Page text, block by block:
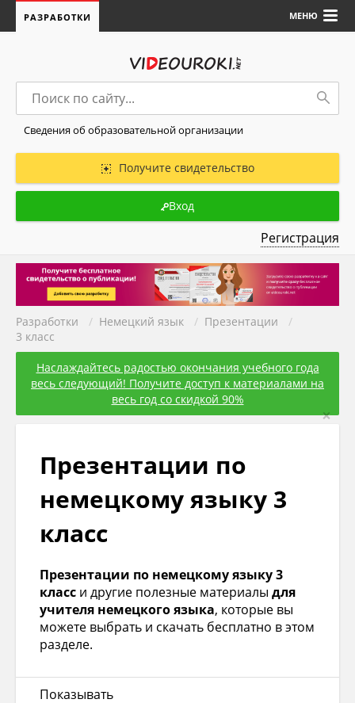
МЕНЮ
РАЗРАБОТКИ
Сведения об образовательной организации
Получите свидетельство
Вход
Регистрация
Разработки / Немецкий язык / Презентации
/
3 класс
Наслаждайтесь радостью окончания учебного года
весь следующий! Получите доступ к материалами на
весь год со скидкой 90%
×
Презентации по
немецкому языку 3
класс
Презентации по немецкому языку 3
класс и другие полезные материалы для
учителя немецкого языка, которые вы
можете выбрать и скачать бесплатно в этом
разделе.
Показывать